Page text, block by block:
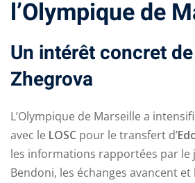
l’Olympique de
Un intérêt concret
Zhegrova
L’Olympique de Marseille a
avec le LOSC pour le transfert d’
les informations rapportées par le
Bendoni, les échanges avancent et